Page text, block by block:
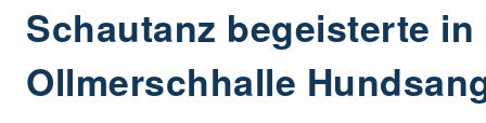
Schautanz begeisterte in
Ollmerschhalle